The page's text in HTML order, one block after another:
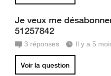
Je veux me
51257842
3 réponses Il y a 5
Voir la question